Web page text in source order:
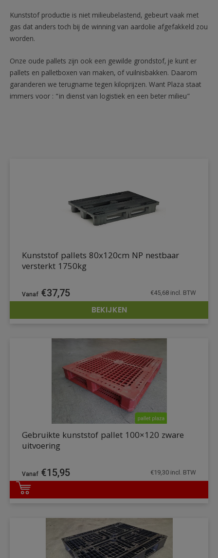
Kunststof productie is niet milieubelastend, gebeurt vaak met
gas dat anders toch bij de winning van aardolie afgefakkeld zou
worden.
Onze oude pallets zijn ook een gewilde grondstof, je kunt er
pallets en palletboxen van maken, of vuilnisbakken. Daarom
garanderen we terugname tegen kiloprijzen. Want Plaza staat
immers voor : “in dienst van logistiek en een beter milieu”
DETAILS
Kunststof pallets 80x120cm NP nestbaar
versterkt 1750kg
€37,75 €45,68 incl. BTW
BEKIJKEN
DETAILS
Gebruikte kunststof pallet 100×120 zware
uitvoering
€15,95 €19,30 incl. BTW